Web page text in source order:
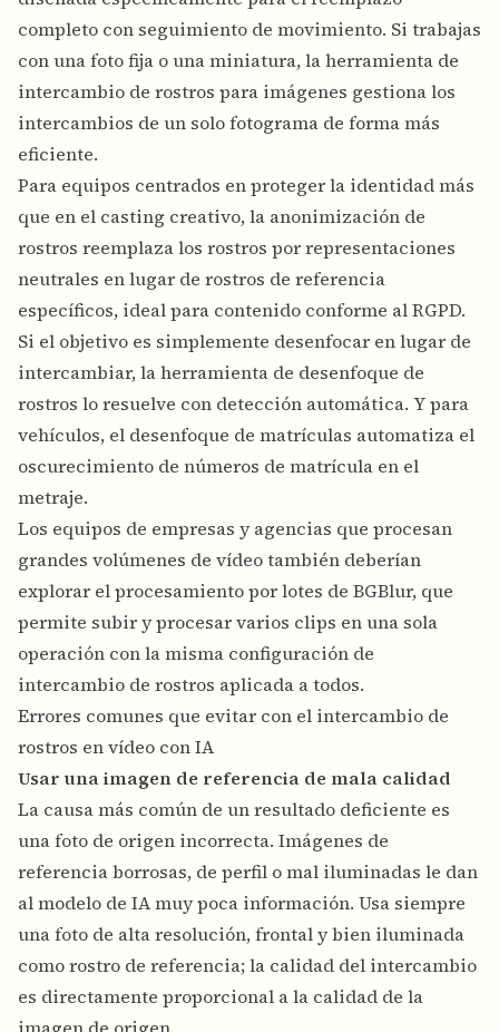
completo con seguimiento de movimiento. Si trabajas
con una foto fija o una miniatura, la herramienta de
intercambio de rostros para imágenes gestiona los
intercambios de un solo fotograma de forma más
eficiente.
Para equipos centrados en proteger la identidad más
que en el casting creativo, la anonimización de
rostros reemplaza los rostros por representaciones
neutrales en lugar de rostros de referencia
específicos, ideal para contenido conforme al RGPD.
Si el objetivo es simplemente desenfocar en lugar de
intercambiar, laherramienta de desenfoque de
rostros lo resuelve con detección automática. Y para
vehículos, el desenfoque de matrículas automatiza el
oscurecimiento de números de matrícula en el
metraje.
Los equipos de empresas y agencias que procesan
grandes volúmenes de vídeo también deberían
explorar el procesamiento por lotes de BGBlur, que
permite subir y procesar varios clips en una sola
operación con la misma configuración de
intercambio de rostros aplicada a todos.
Errores comunes que evitar con el intercambio de
rostros en vídeo con IA
Usar una imagen de referencia de mala calidad
La causa más común de un resultado deficiente es
una foto de origen incorrecta. Imágenes de
referencia borrosas, de perfil o mal iluminadas le dan
al modelo de IA muy poca información. Usa siempre
una foto de alta resolución, frontal y bien iluminada
como rostro de referencia; la calidad del intercambio
es directamente proporcional a la calidad de la
imagen de origen.